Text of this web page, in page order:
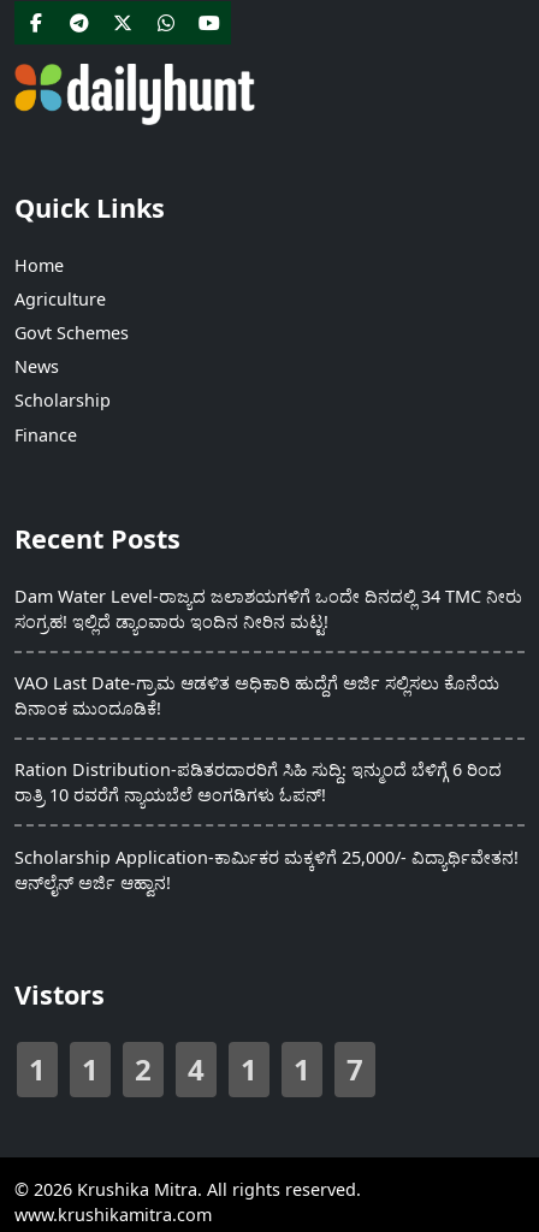
Quick Links
Home
Agriculture
Govt Schemes
News
Scholarship
Finance
Recent Posts
Dam Water Level-ರಾಜ್ಯದ ಜಲಾಶಯಗಳಿಗೆ ಒಂದೇ ದಿನದಲ್ಲಿ 34 TMC ನೀರು
ಸಂಗ್ರಹ! ಇಲ್ಲಿದೆ ಡ್ಯಾಂವಾರು ಇಂದಿನ ನೀರಿನ ಮಟ್ಟ!
VAO Last Date-ಗ್ರಾಮ ಆಡಳಿತ ಅಧಿಕಾರಿ ಹುದ್ದೆಗೆ ಅರ್ಜಿ ಸಲ್ಲಿಸಲು ಕೊನೆಯ
ದಿನಾಂಕ ಮುಂದೂಡಿಕೆ!
Ration Distribution-ಪಡಿತರದಾರರಿಗೆ ಸಿಹಿ ಸುದ್ದಿ: ಇನ್ಮುಂದೆ ಬೆಳಿಗ್ಗೆ 6 ರಿಂದ
ರಾತ್ರಿ 10 ರವರೆಗೆ ನ್ಯಾಯಬೆಲೆ ಅಂಗಡಿಗಳು ಓಪನ್!
Scholarship Application-ಕಾರ್ಮಿಕರ ಮಕ್ಕಳಿಗೆ 25,000/- ವಿದ್ಯಾರ್ಥಿವೇತನ!
ಆನ್‍ಲೈನ್ ಅರ್ಜಿ ಆಹ್ವಾನ!
Vistors
1 1 2 4 1 1 7
© 2026 Krushika Mitra. All rights reserved.
www.krushikamitra.com